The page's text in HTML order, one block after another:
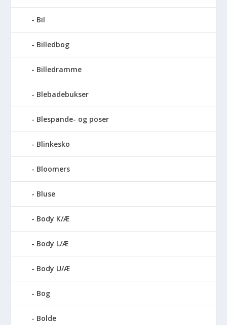
Bil
Billedbog
Billedramme
Blebadebukser
Blespande- og poser
Blinkesko
Bloomers
Bluse
Body K/Æ
Body L/Æ
Body U/Æ
Bog
Bolde